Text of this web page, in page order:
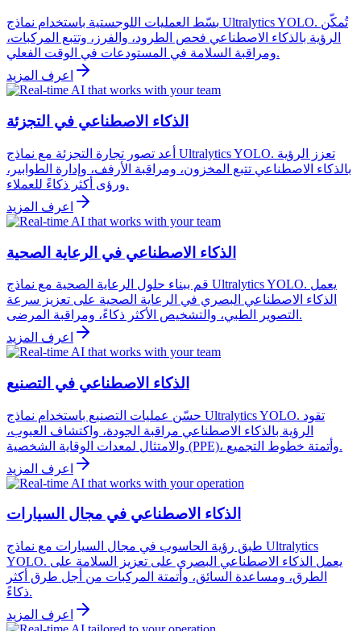
بسّط العمليات اللوجستية باستخدام نماذج Ultralytics YOLO. تُمكّن
الرؤية بالذكاء الاصطناعي فحص الطرود، والفرز، وتتبع المركبات،
ومراقبة السلامة في المستودعات في الوقت الفعلي.
اعرف المزيد
الذكاء الاصطناعي في التجزئة
أعد تصور تجارة التجزئة مع نماذج Ultralytics YOLO. تعزز الرؤية
بالذكاء الاصطناعي تتبع المخزون، ومراقبة الأرفف، وإدارة الطوابير،
ورؤى أكثر ذكاءً للعملاء.
اعرف المزيد
الذكاء الاصطناعي في الرعاية الصحية
قم ببناء حلول الرعاية الصحية مع نماذج Ultralytics YOLO. يعمل
الذكاء الاصطناعي البصري في الرعاية الصحية على تعزيز سرعة
التصوير الطبي، والتشخيص الأكثر ذكاءً، ومراقبة المرضى.
اعرف المزيد
الذكاء الاصطناعي في التصنيع
حسّن عمليات التصنيع باستخدام نماذج Ultralytics YOLO. تقود
الرؤية بالذكاء الاصطناعي مراقبة الجودة، واكتشاف العيوب،
والامتثال لمعدات الوقاية الشخصية (PPE)، وأتمتة خطوط التجميع.
اعرف المزيد
الذكاء الاصطناعي في مجال السيارات
طبق رؤية الحاسوب في مجال السيارات مع نماذج Ultralytics
YOLO. يعمل الذكاء الاصطناعي البصري على تعزيز السلامة على
الطرق، ومساعدة السائق، وأتمتة المركبات من أجل طرق أكثر
ذكاءً.
اعرف المزيد